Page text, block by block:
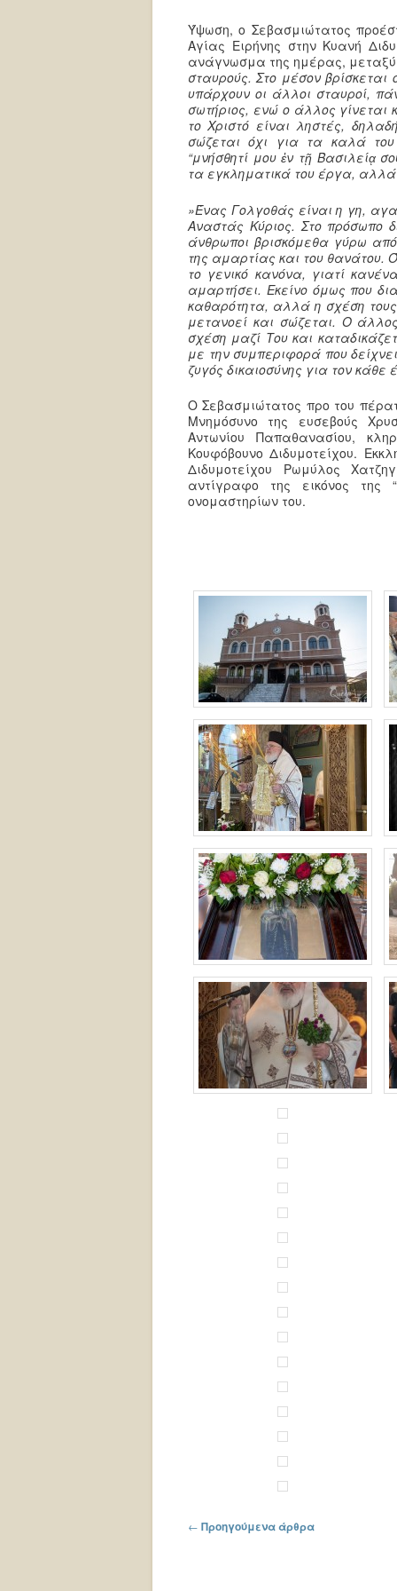
Ύψωση, ο Σεβασμιώτατος
Αγίας Ειρήνης στην Κυανή
ανάγνωσμα της ημέρας,
σταυρούς. Στο μέσον βρίσκεται
υπάρχουν οι άλλοι σταυροί,
σωτήριος, ενώ ο άλλος γίνεται
το Χριστό είναι ληστές,
σώζεται όχι για τα καλά
“μνήσθητί μου ἐν τῇ Βασιλείᾳ
τα εγκληματικά του έργα,
»Ένας Γολγοθάς είναι η γη,
Αναστάς Κύριος. Στο πρόσωπο
άνθρωποι βρισκόμεθα γύρω
της αμαρτίας και του θανάτου.
το γενικό κανόνα, γιατί
αμαρτήσει. Εκείνο όμως που
καθαρότητα, αλλά η σχέση τους
μετανοεί και σώζεται. Ο
σχέση μαζί Του και
με την συμπεριφορά που
ζυγός δικαιοσύνης για τον
Ο Σεβασμιώτατος προ του
Μνημόσυνο της ευσεβούς
Αντωνίου Παπαθανασίου,
Κουφόβουνο Διδυμοτείχου.
Διδυμοτείχου Ρωμύλος
αντίγραφο της εικόνος της
ονομαστηρίων του.
Πλοήγηση στα άρθρα
← Προηγούμενα άρθρα